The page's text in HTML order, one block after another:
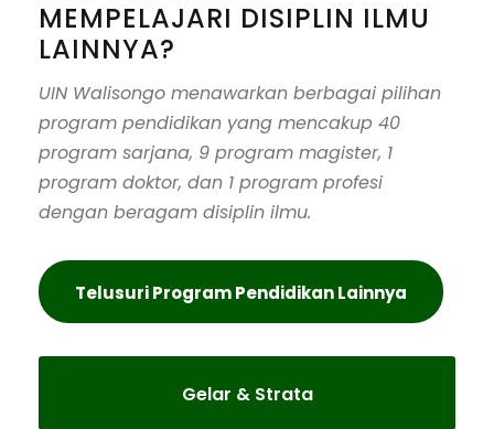
MEMPELAJARI DISIPLIN ILMU
LAINNYA?
UIN Walisongo menawarkan berbagai pilihan
program pendidikan yang mencakup 40
program sarjana, 9 program magister, 1
program doktor, dan 1 program profesi
dengan beragam disiplin ilmu.
Telusuri Program Pendidikan Lainnya
Gelar & Strata